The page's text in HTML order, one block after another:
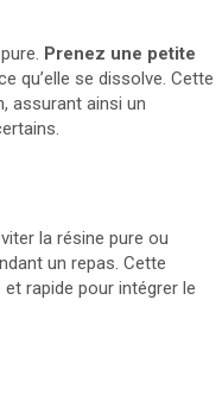
Prenez une petite
qu’elle se dissolve. Cette
assurant ainsi un
la résine pure ou
un repas. Cette
rapide pour intégrer le